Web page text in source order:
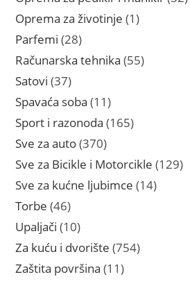
Oprema za životinje 11
Parfemi 2828
proizvoda
Računarska tehnika 5555
Satovi 3737
proizvoda
Spavaća soba 1111
proizvoda
Sport i razonoda 165165
Sve za auto 370370
proizvoda
Sve za Bicikle i Motorcikle 129129
Sve za kućne ljubimce 1414
Torbe 4646
proizvoda
Upaljači 1010
proizvoda
Za kuću i dvorište 754754
Zaštita površina 1111